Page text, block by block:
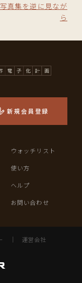
真集を逆に見なが
ら
新規会員登録
ウォッチリスト
使い方
ヘルプ
お問い合わせ
｜ 運営会社